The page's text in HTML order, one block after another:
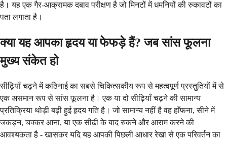
है। यह एक गैर-आक्रामक दबाव परीक्षण है जो मिनटों में धमनियों की रुकावटों का
पता लगाता है।
क्या यह आपका हृदय या फेफड़े हैं? जब सांस फूलना
मुख्य संकेत हो
सीढ़ियाँ चढ़ने में कठिनाई का सबसे चिकित्सकीय रूप से महत्वपूर्ण प्रस्तुतियों में से
एक असमान रूप से सांस फूलना है। एक या दो सीढ़ियाँ चढ़ने की सामान्य
प्रतिक्रिया थोड़ी बढ़ी हुई हृदय गति है। जो सामान्य नहीं है वह हाँफना, सीने में
जकड़न, चक्कर आना, या एक सीढ़ी के बाद रुकने और आराम करने की
आवश्यकता है - खासकर यदि यह आपकी पिछली आधार रेखा से एक परिवर्तन का